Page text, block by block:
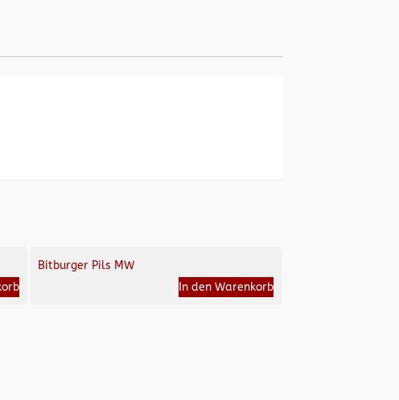
Bitburger Pils MW
In den Warenkorb